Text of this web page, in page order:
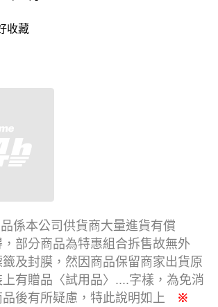
收藏
係本公司供貨商大量進貨有償
，部分商品為特惠組合拆售故無外
及封膜，然因商品保留商家出貨原
有贈品〈試用品〉 ....字樣，為免消
後有所疑慮，特此說明如上
※